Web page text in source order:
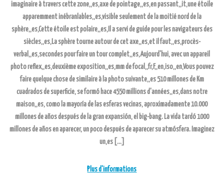
imaginaire à travers cette zone,,es,axe de pointage,,es,en passant,,it,une étoile
apparemment inébranlables,,es,visible seulement de la moitié nord de la
sphère,,es,Cette étoile est polaire,,es,Il a servi de guide pour les navigateurs des
siècles,,es,La sphère tourne autour de cet axe,,es,et il faut,,es,procès-
verbal,,es,secondes pour faire un tour complet,,es,Aujourd'hui, avec un appareil
photo reflex,,es,deuxième exposition,,es,mm de focal,,fr,F,,en,iso,,en,Vous pouvez
faire quelque chose de similaire à la photo suivante,,es 510 millones de Km
cuadrados de superficie, se formó hace 4550 millions d'années,,es,dans notre
maison,,es, como la mayoría de las esferas vecinas, aproximadamente 10.000
millones de años después de la gran expansión, el big-bang. La vida tardó 1000
millones de años en aparecer, un poco después de aparecer su atmósfera. Imaginez
un,es […]
Plus d'informations